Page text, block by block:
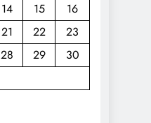
14 15
16
21 22
23
28 29
30